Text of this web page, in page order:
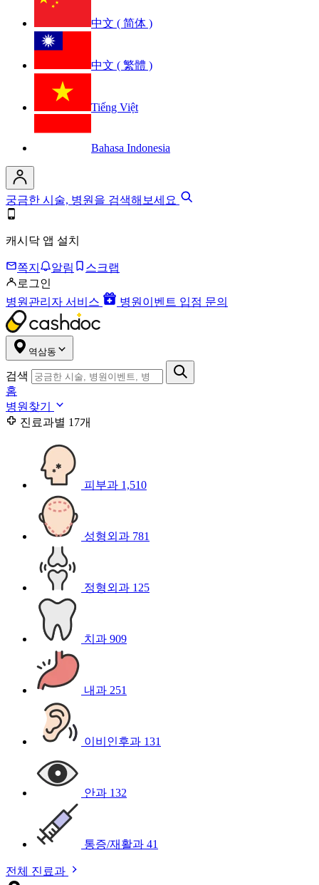
中文 ( 简体 )
中文 ( 繁體 )
Tiếng Việt
Bahasa Indonesia
궁금한 시술, 병원을 검색해보세요
캐시닥 앱 설치
쪽지 알림
스크랩
로그인
병원관리자 서비스
병원이벤트 입점 문의
역삼동
검색
홈
병원찾기
진료과별 17개
피부과 1,510
성형외과 781
정형외과 125
치과 909
내과 251
이비인후과 131
안과 132
통증/재활과 41
전체 진료과